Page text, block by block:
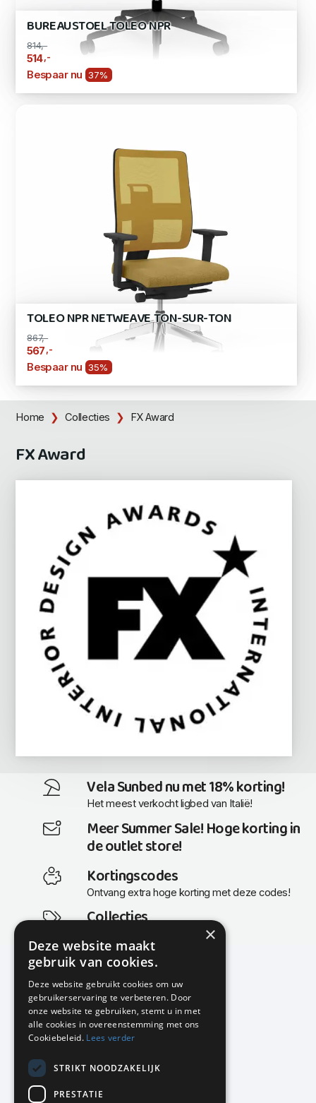
BUREAUSTOEL TOLEO NPR
814,-
514,-
Bespaar nu 37%
TOLEO NPR NETWEAVE TON-SUR-TON
867,-
567 ,-
Bespaar nu 35%
Home Collecties FX Award
FX Award
Vela Sunbed nu met 18% korting!
Het meest verkocht ligbed van Italië!
Meer Summer Sale! Hoge korting in
de outlet store!
Kortingscodes
Ontvang extra hoge korting met deze codes!
Collecties
Actuele en populaire collecties
KMP Kantoormeubilair
Airport Business Park
Frankfurtstraat 29-31
1175 RH Lijnden
020-617 01 26
info@kmpkantoormeubilair.nl
×
Deze website maakt
gebruik van cookies.
Deze website gebruikt cookies om uw
gebruikerservaring te verbeteren. Door
onze website te gebruiken, stemt u in met
alle cookies in overeenstemming met ons
Cookiebeleid. Lees verder
STRIKT NOODZAKELIJK
PRESTATIE